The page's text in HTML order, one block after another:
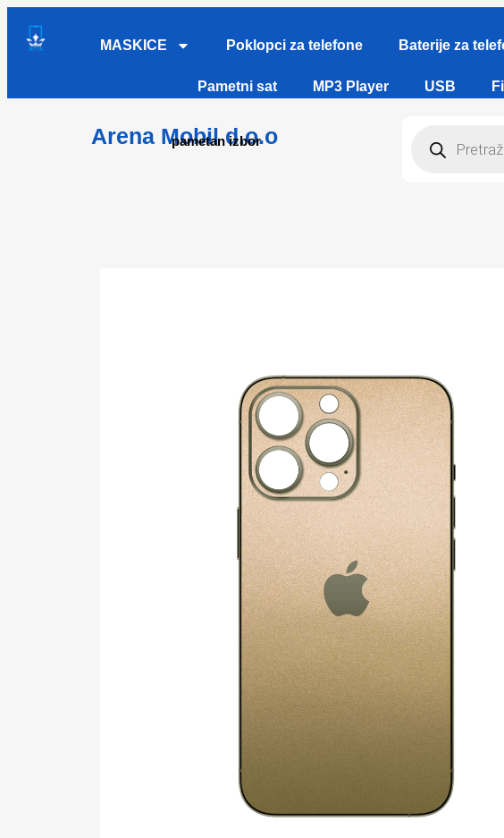
MASKICE Poklopci za telefone Baterije za
Pametni sat MP3 Player USB
Arena Mobil d.o.o
pametan izbor